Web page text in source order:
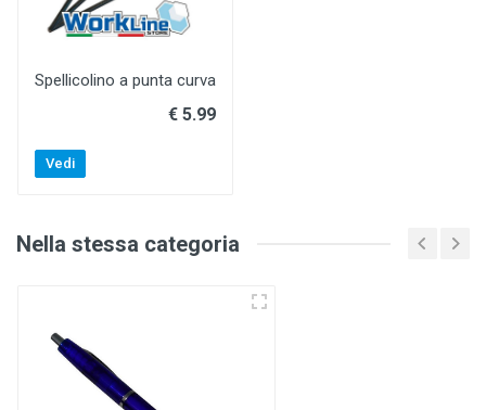
Spellicolino a punta curva
€ 5.99
Vedi
Nella stessa categoria